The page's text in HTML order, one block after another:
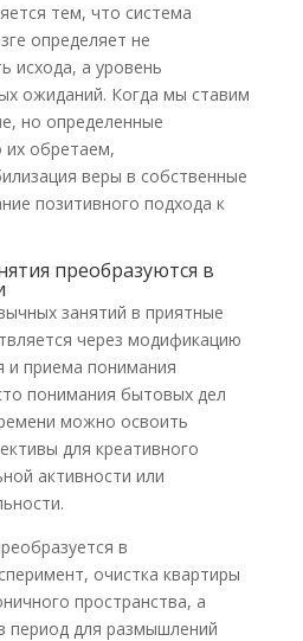
тем, что система
определяет не
исхода, а уровень
ожиданий. Когда мы ставим
но определенные
их обретаем,
веры в собственные
позитивного подхода к
преобразуются в
занятий в приятные
через модификацию
и приема понимания
понимания бытовых дел
можно освоить
для креативного
активности или
в
очистка квартиры
пространства, а
период для размышлений